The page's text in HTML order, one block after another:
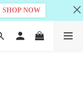
SHOP NOW